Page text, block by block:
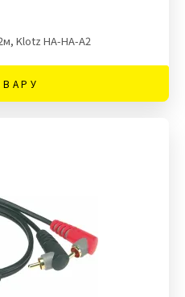
Klotz HA-HA-A2